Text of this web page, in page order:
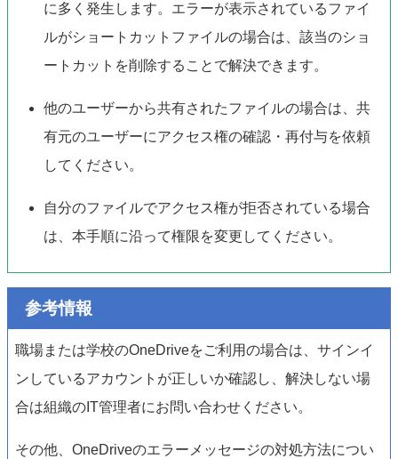
に多く発生します。エラーが表示されているファイ
ルがショートカットファイルの場合は、該当のショ
ートカットを削除することで解決できます。
他のユーザーから共有されたファイルの場合は、共
有元のユーザーにアクセス権の確認・再付与を依頼
してください。
自分のファイルでアクセス権が拒否されている場合
は、本手順に沿って権限を変更してください。
参考情報
職場または学校のOneDriveをご利用の場合は、サインイ
ンしているアカウントが正しいか確認し、解決しない場
合は組織のIT管理者にお問い合わせください。
その他、OneDriveのエラーメッセージの対処方法につい